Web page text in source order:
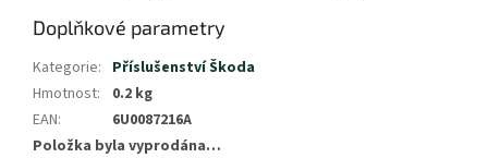
Doplňkové parametry
Kategorie: Příslušenství Škoda
Hmotnost:
0.2 kg
EAN:
6U0087216A
Položka byla vyprodána…